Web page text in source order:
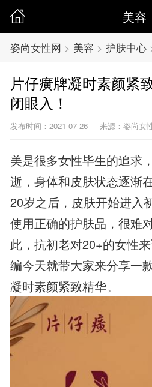
美容
姿尚女性网 > 美容 > 护肤中心
片仔癀牌凝时素颜紧
闭眼入！
发布时间：2021-07-26 来源：姿尚女
美是很多女性毕生的追求
逝，身体和皮肤状态逐渐
20岁之后，皮肤开始进入
使用正确的护肤品，很难
此，抗初老对20+的女性
编今天就带大家来分享
凝时素颜紧致精华。